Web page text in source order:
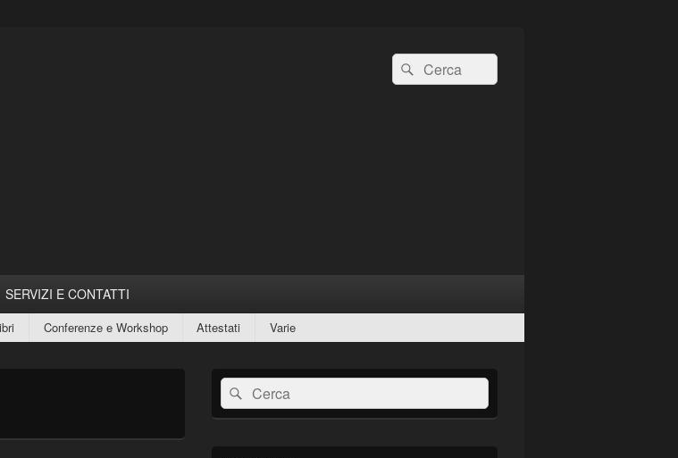
Cerca:Cerca
SERVIZI E CONTATTI
Conferenze e Workshop Attestati Varie
Area
widget
barra
laterale
Cerca:Cerca